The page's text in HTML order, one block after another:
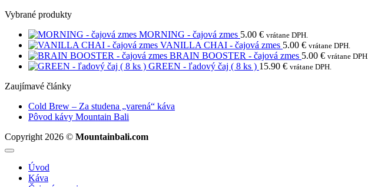
Vybrané produkty
MORNING - čajová zmes 5.00 € vrátane DPH.
VANILLA CHAI - čajová zmes 5.00 € vrátane DPH.
BRAIN BOOSTER - čajová zmes 5.00 € vrátane DPH.
GREEN - ľadový čaj ( 8 ks ) 15.90 € vrátane DPH.
Zaujímavé články
Cold Brew – Za studena „varená“ káva
Pôvod kávy Mountain Bali
na
Copyright 2026 © Mountainbali.com
Úvod
Káva